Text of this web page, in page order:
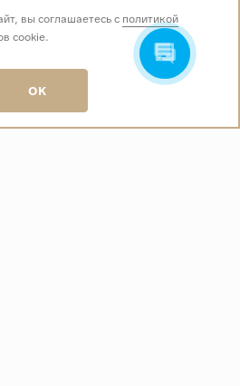
Звоните нам:
вс 10:00 - 19:00
info@baza-plitki.ru
вы соглашаетесь с политикой
cookie.
OK